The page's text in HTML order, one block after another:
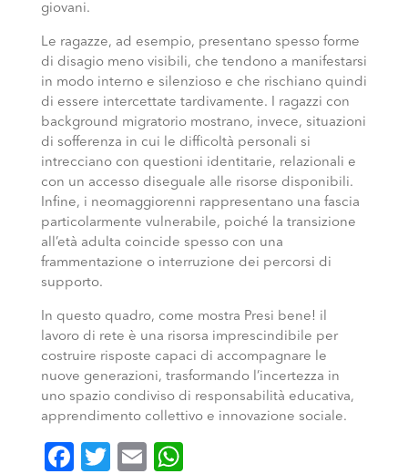
giovani.
Le ragazze, ad esempio, presentano spesso forme
di disagio meno visibili, che tendono a manifestarsi
in modo interno e silenzioso e che rischiano quindi
di essere intercettate tardivamente. I ragazzi con
background migratorio mostrano, invece, situazioni
di sofferenza in cui le difficoltà personali si
intrecciano con questioni identitarie, relazionali e
con un accesso diseguale alle risorse disponibili.
Infine, i neomaggiorenni rappresentano una fascia
particolarmente vulnerabile, poiché la transizione
all’età adulta coincide spesso con una
frammentazione o interruzione dei percorsi di
supporto.
In questo quadro, come mostra Presi bene! il
lavoro di rete è una risorsa imprescindibile per
costruire risposte capaci di accompagnare le
nuove generazioni, trasformando l’incertezza in
uno spazio condiviso di responsabilità educativa,
apprendimento collettivo e innovazione sociale.
Facebook
Twitter
Email